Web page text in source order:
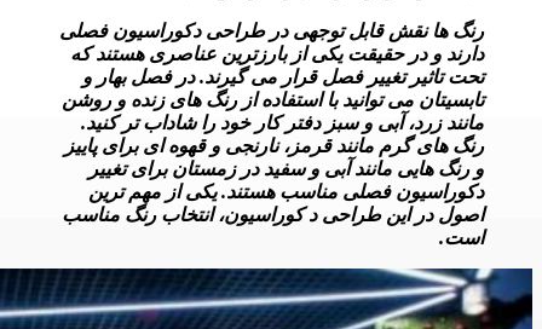
رنگ ها نقش قابل توجهی در طراحی دکوراسیون فصلی
دارند و در حقیقت یکی از بارزترین عناصری هستند که
تحت تاثیر تغییر فصل قرار می گیرند. در فصل بهار و
تابسیتان می توانید با استفاده از رنگ های زنده و روشن
مانند زرد، آبی و سبز دفتر کار خود را شاداب تر کنید.
رنگ های گرم مانند قرمز، نارنجی و قهوه ای برای پاییز
و رنگ هایی مانند آبی و سفید در زمستان برای تغییر
دکوراسیون فصلی مناسب هستند. یکی از مهم ترین
اصول در این طراحی د کوراسیون، انتخاب رنگ مناسب
است.